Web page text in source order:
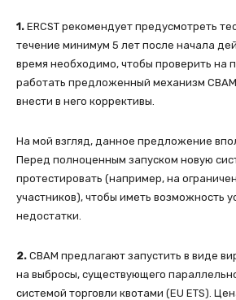
1. ERCST рекомендует предусмотреть
течение минимум 5 лет после начала
время необходимо, чтобы проверить на
работать предложенный механизм СВАМ
внести в него коррективы.
На мой взгляд, данное предложение
Перед полноценным запуском новую
протестировать (например, на
участников), чтобы иметь возможность
недостатки.
2. СВАМ предлагают запустить в виде
на выбросы, существующего
системой торговли квотами (EU ETS).